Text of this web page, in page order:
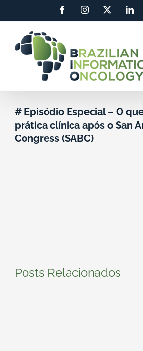
conteúdo
FacebookInstagram
# Episódio Especial – O
prática clínica após o San
Congress (SABC)
Posts Relacionados